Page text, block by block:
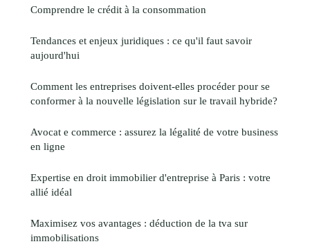
Comprendre le crédit à la consommation
Tendances et enjeux juridiques : ce qu'il faut savoir
aujourd'hui
Comment les entreprises doivent-elles procéder pour se
conformer à la nouvelle législation sur le travail hybride?
Avocat e commerce : assurez la légalité de votre business
en ligne
Expertise en droit immobilier d'entreprise à Paris : votre
allié idéal
Maximisez vos avantages : déduction de la tva sur
immobilisations